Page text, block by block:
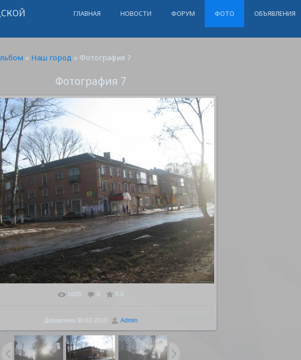
ГЛАВНАЯ НОВОСТИ ФОРУМ ФОТО ОБЪЯВЛЕНИЯ
» Наш город » Фотография 7
Фотография 7
В реальном размере 1600x1200
1605 0 5.0
Добавлено 30.03.2010 Admin